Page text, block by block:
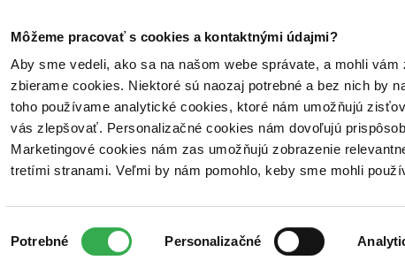
Môžeme pracovať s cookies a kontaktnými údajmi?
Aby sme vedeli, ako sa na našom webe správate, a mohli
zbierame cookies. Niektoré sú naozaj potrebné a bez nich by
toho používame analytické cookies, ktoré nám umožňujú
vás zlepšovať. Personalizačné cookies nám dovoľujú
Marketingové cookies nám zas umožňujú zobrazenie
tretími stranami. Veľmi by nám pomohlo, keby sme mohli
súhlasu
Potrebné Personalizačné
Poukážky Kontakt